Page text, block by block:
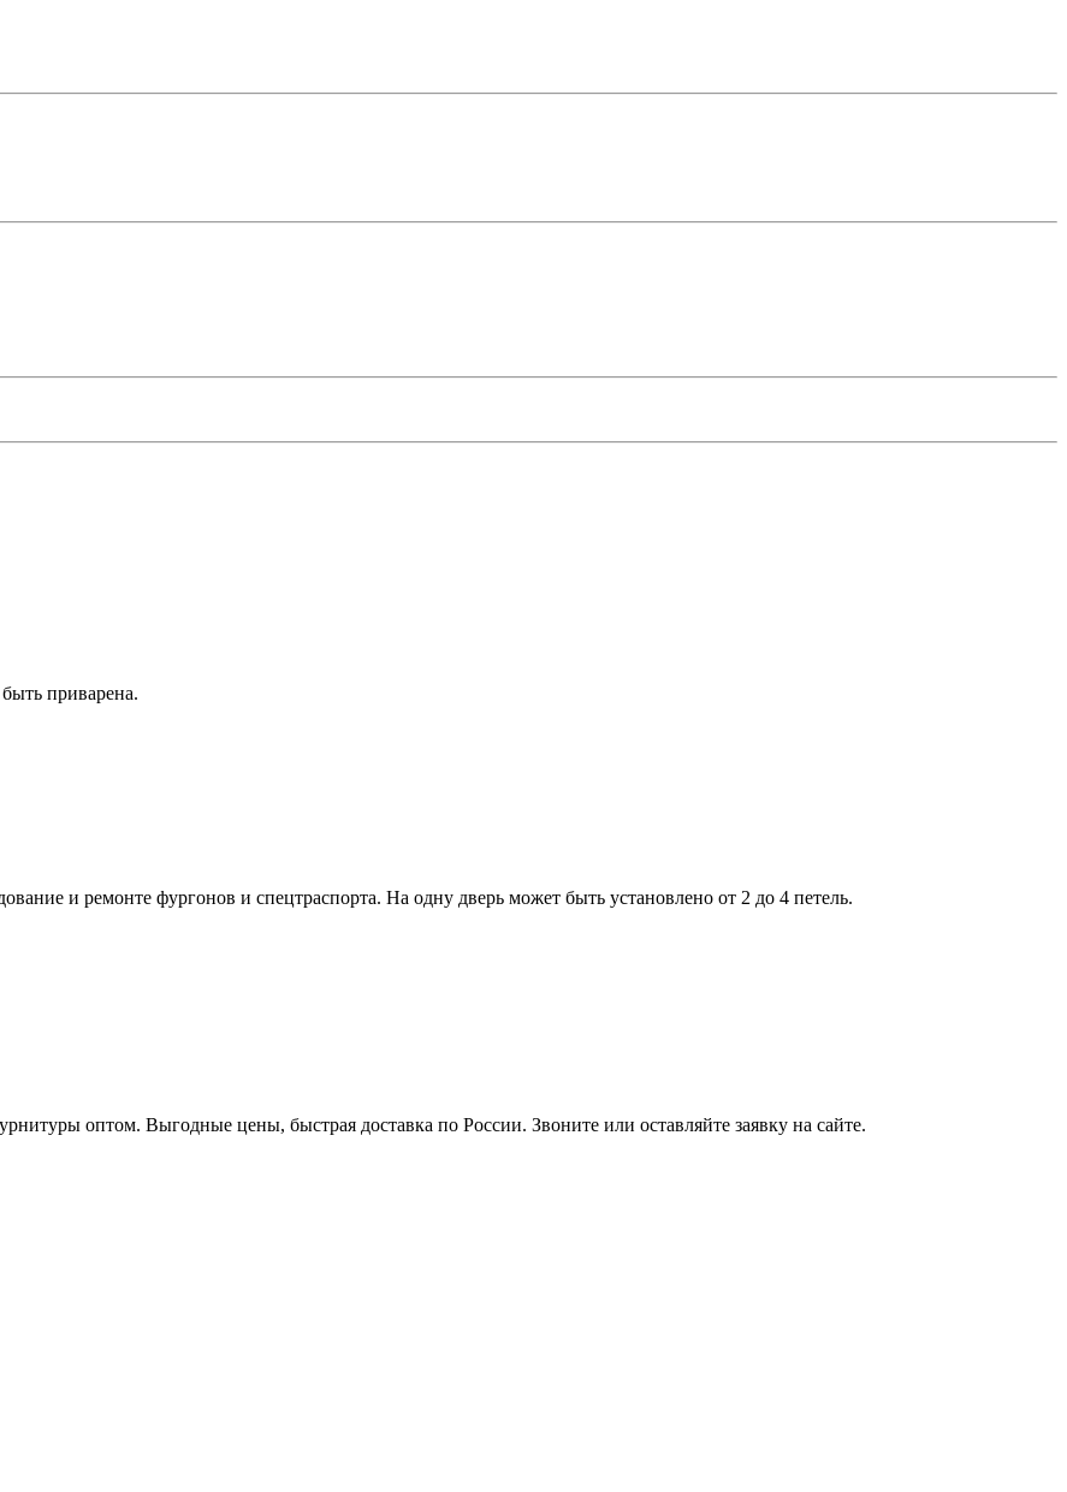
приварена.
и ремонте фургонов и спецтраспорта. На одну дверь может быть установлено от 2 до 4 петель.
оптом. Выгодные цены, быстрая доставка по России. Звоните или оставляйте заявку на сайте.